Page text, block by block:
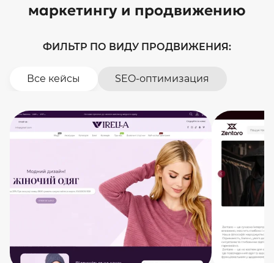
маркетингу и продвижению
ФИЛЬТР ПО ВИДУ ПРОДВИЖЕНИЯ:
Все кейсы SEO-оптимизация